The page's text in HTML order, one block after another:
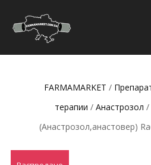
FARMAMARKET /
терапии / Анастрозол /
(Анастрозол,анастовер)